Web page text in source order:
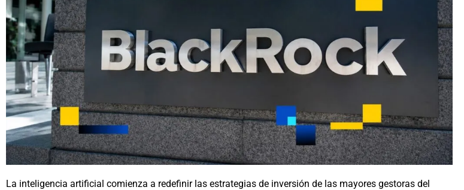
La inteligencia artificial comienza a redefinir las estrategias de inversión de las mayores gestoras del